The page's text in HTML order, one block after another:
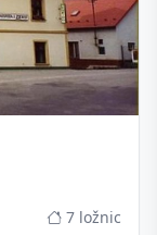
7 ložnic